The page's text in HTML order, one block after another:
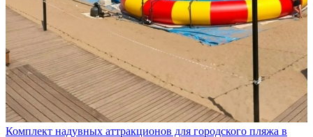
Комплект надувных аттракционов для городского пляжа в